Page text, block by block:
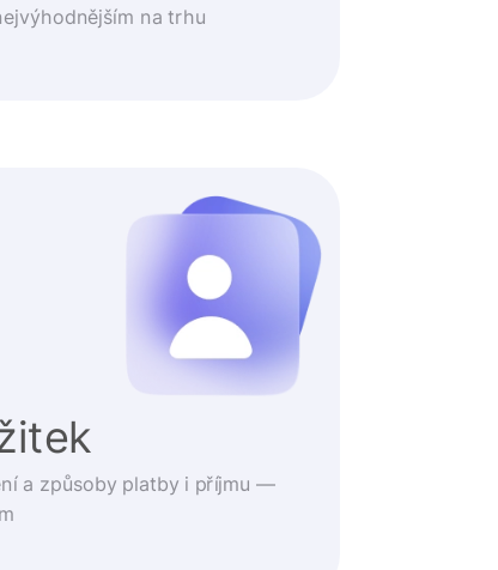
na trhu
a způsoby platby i příjmu —